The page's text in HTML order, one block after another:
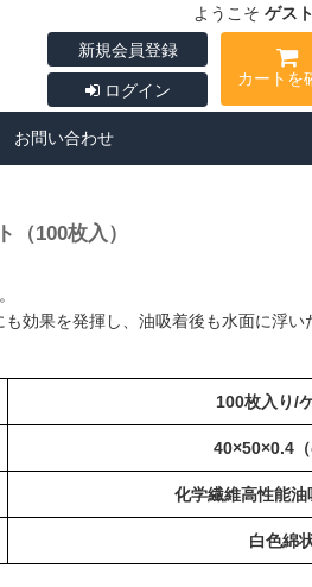
ようこそ ゲス
新規会員登録
ログイン
カートを
お問い合わせ
（100枚入）
効果を発揮し、油吸着後も水面に浮い
100枚入り/
40×50×0.4（
化学繊維高性能油
白色綿